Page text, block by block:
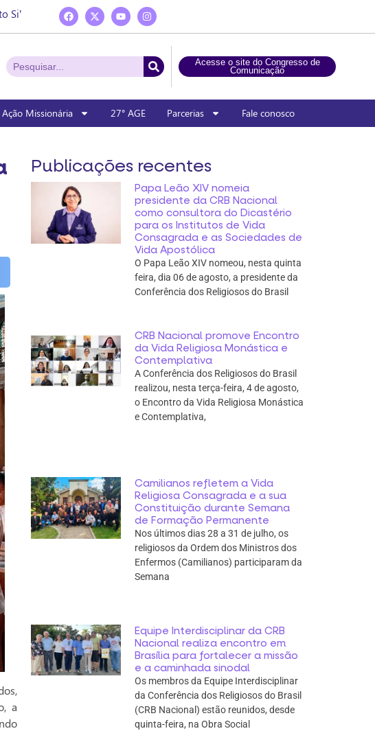
Si’
Acesse o site do Congresso de
Comunicação
Ação Missionária 27° AGE Parcerias Fale conosco
a
Publicações recentes
Papa Leão XIV nomeia
presidente da CRB Nacional
como consultora do Dicastério
para os Institutos de Vida
Consagrada e as Sociedades de
Vida Apostólica
O Papa Leão XIV nomeou, nesta quinta
feira, dia 06 de agosto, a presidente da
Conferência dos Religiosos do Brasil
CRB Nacional promove Encontro
da Vida Religiosa Monástica e
Contemplativa
A Conferência dos Religiosos do Brasil
realizou, nesta terça-feira, 4 de agosto,
o Encontro da Vida Religiosa Monástica
e Contemplativa,
Camilianos refletem a Vida
Religiosa Consagrada e a sua
Constituição durante Semana
de Formação Permanente
Nos últimos dias 28 a 31 de julho, os
religiosos da Ordem dos Ministros dos
Enfermos (Camilianos) participaram da
Semana
Equipe Interdisciplinar da CRB
Nacional realiza encontro em
Brasília para fortalecer a missão
e a caminhada sinodal
Os membros da Equipe Interdisciplinar
da Conferência dos Religiosos do Brasil
(CRB Nacional) estão reunidos, desde
quinta-feira, na Obra Social